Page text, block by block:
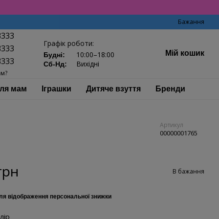
Бажання
Графік роботи:
Будні: 10:00–18:00
Сб-Нд: Вихідні
Мій кошик
мам Іграшки Дитяче взуття Бренди
Артикул
00000001765
В бажання
відображення персональної знижки